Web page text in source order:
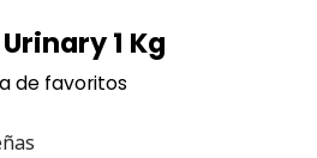
1 Kg
de favoritos